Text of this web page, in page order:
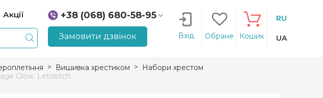
Акції
+38 (068) 680-58-95
+38 (066) 207-14-90
Замовити дзвінок Вхід Обране Кошик
RU
UA
Вишивка хрестиком
Набори хрестом
Glow. Letistitch